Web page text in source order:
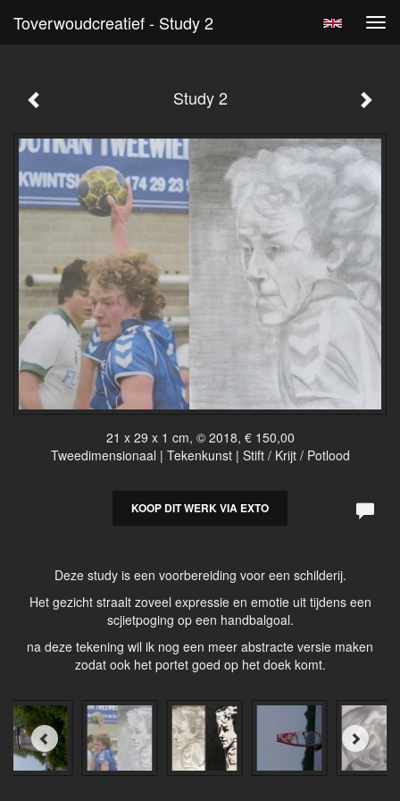
Toverwoudcreatief - Study 2
Study 2
21 x 29 x 1 cm, © 2018, € 150,00
Tweedimensionaal | Tekenkunst | Stift / Krijt / Potlood
KOOP DIT WERK VIA EXTO
Deze study is een voorbereiding voor een schilderij.
Het gezicht straalt zoveel expressie en emotie uit tijdens een
scjietpoging op een handbalgoal.
na deze tekening wil ik nog een meer abstracte versie maken
zodat ook het portet goed op het doek komt.